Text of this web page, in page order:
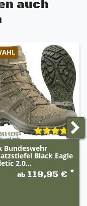
auch
Bundeswehr
Black Eagle
2.0...
ab 119,95 € *